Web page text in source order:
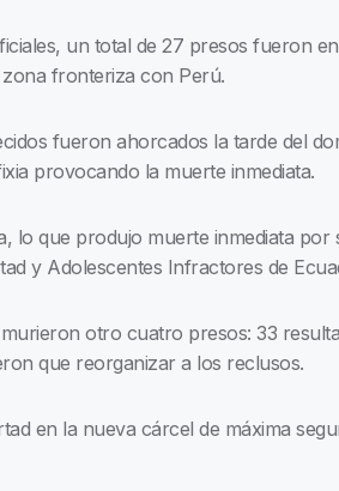
un total de 27 presos fueron
fronteriza con Perú.
fueron ahorcados la tarde del
provocando la muerte inmediata.
lo que produjo muerte inmediata
y Adolescentes Infractores de
otro cuatro presos: 33
que reorganizar a los reclusos.
en la nueva cárcel de máxima